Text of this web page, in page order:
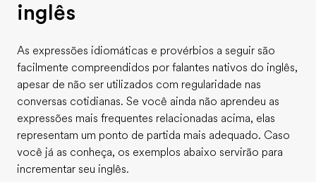
inglês
As expressões idiomáticas e provérbios a seguir são
facilmente compreendidos por falantes nativos do inglês,
apesar de não ser utilizados com regularidade nas
conversas cotidianas. Se você ainda não aprendeu as
expressões mais frequentes relacionadas acima, elas
representam um ponto de partida mais adequado. Caso
você já as conheça, os exemplos abaixo servirão para
incrementar seu inglês.